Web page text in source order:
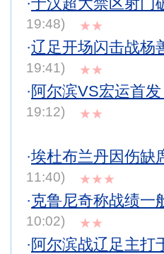
19:48)
★★
·辽足开场闪击战杨
19:41)
★★
·阿尔滨VS宏运首
19:12)
★★
·埃杜布兰丹因伤缺
11:40)
★★★
·克鲁尼奇称战绩一
10:02)
★★
·阿尔滨战辽足主打